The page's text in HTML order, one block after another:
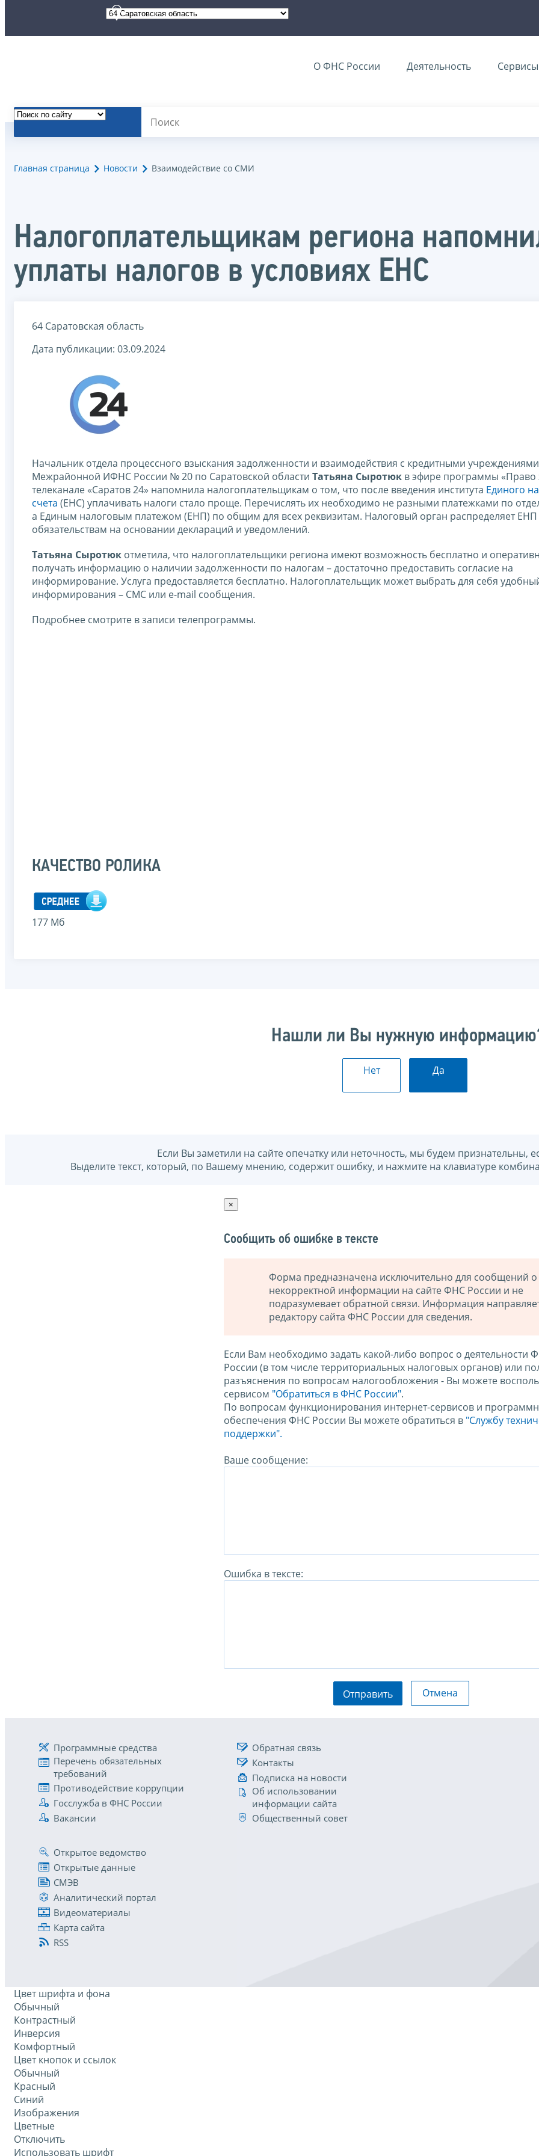
О ФНС России Деятельность Сервисы
Главная страница Новости Взаимодействие со СМИ
Налогоплательщикам региона
уплаты налогов в условиях ЕНС
64 Саратовская область
Дата публикации: 03.09.2024
Начальник отдела процессного взыскания задолженности и взаимодействия с кредитными учреждениями
Межрайонной ИФНС России № 20 по Саратовской области Татьяна Сыротюк в эфире программы «Право
телеканале «Саратов 24» напомнила налогоплательщикам о том, что после введения института Единого
счета (ЕНС) уплачивать налоги стало проще. Перечислять их необходимо не разными платежками по
а Единым налоговым платежом (ЕНП) по общим для всех реквизитам. Налоговый орган распределяет
обязательствам на основании деклараций и уведомлений.
Татьяна Сыротюк отметила, что налогоплательщики региона имеют возможность бесплатно и
получать информацию о наличии задолженности по налогам – достаточно предоставить согласие на
информирование. Услуга предоставляется бесплатно. Налогоплательщик может выбрать для себя
информирования – СМС или е-mail сообщения.
Подробнее смотрите в записи телепрограммы.
КАЧЕСТВО РОЛИКА
177 Мб
Нашли ли Вы нужную
Нет Да
Если Вы заметили на сайте опечатку или неточность, мы будем признательны,
Выделите текст, который, по Вашему мнению, содержит ошибку, и нажмите на клавиатуре
×
Сообщить об ошибке в тексте
Форма предназначена исключительно для сообщений о
некорректной информации на сайте ФНС России и не
подразумевает обратной связи. Информация
редактору сайта ФНС России для сведения.
Если Вам необходимо задать какой-либо вопрос о деятельности
России (в том числе территориальных налоговых органов) или
разъяснения по вопросам налогообложения - Вы можете
сервисом "Обратиться в ФНС России".
По вопросам функционирования интернет-сервисов и
обеспечения ФНС России Вы можете обратиться в "Службу
поддержки".
Ваше сообщение:
Ошибка в тексте:
Отправить Отмена
Программные средства
Перечень обязательных
требований
Противодействие коррупции
Госслужба в ФНС России
Вакансии
Обратная связь
Контакты
Подписка на новости
Об использовании
информации сайта
Общественный совет
Открытое ведомство
Открытые данные
СМЭВ
Аналитический портал
Видеоматериалы
Карта сайта
RSS
Цвет шрифта и фона
Обычный
Контрастный
Инверсия
Комфортный
Цвет кнопок и ссылок
Обычный
Красный
Синий
Изображения
Цветные
Отключить
Использовать шрифт